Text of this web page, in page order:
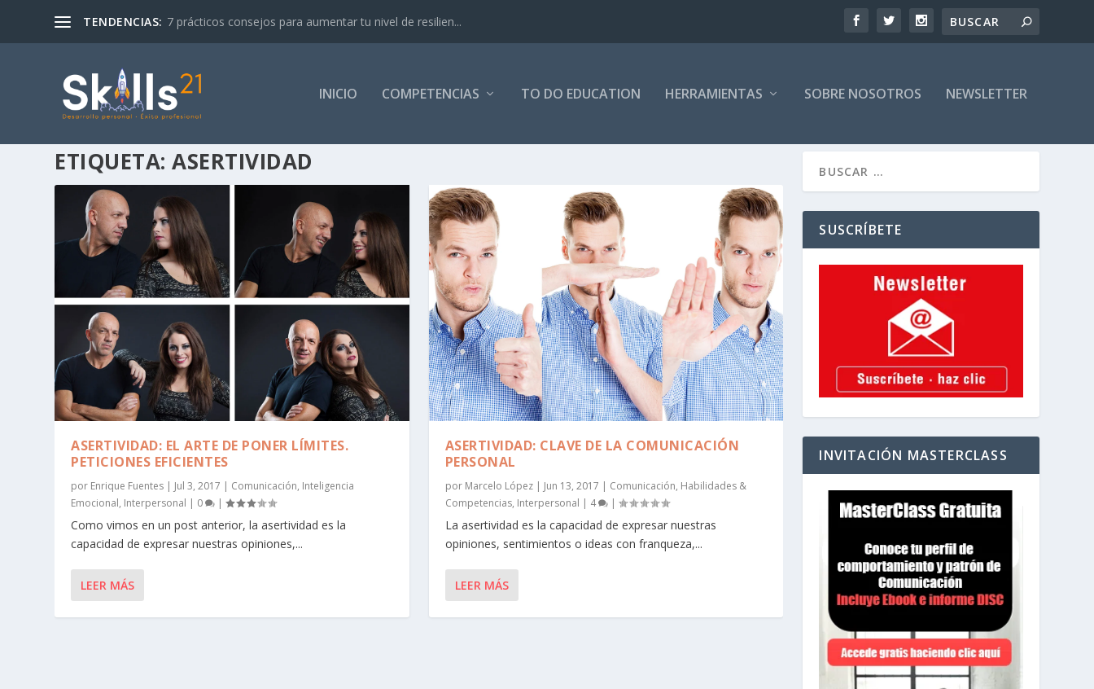
TENDENCIAS: 7 prácticos consejos para aumentar tu nivel de resilien...
INICIO COMPETENCIAS TO DO EDUCATION HERRAMIENTAS SOBRE NOSOTROS NEWSLETTER
ETIQUETA:ASERTIVIDAD
ASERTIVIDAD: EL ARTE DE PONER LÍMITES.
PETICIONES EFICIENTES
por Enrique Fuentes | Jul 3, 2017 | Comunicación, Inteligencia
Emocional, Interpersonal | 0 |
Como vimos en un post anterior, la asertividad es la
capacidad de expresar nuestras opiniones,...
LEER MÁS
ASERTIVIDAD: CLAVE DE LA COMUNICACIÓN
PERSONAL
por Marcelo López| Jun 13, 2017 | Comunicación, Habilidades &
Competencias, Interpersonal | 4 |
La asertividad es la capacidad de expresar nuestras
opiniones, sentimientos o ideas con franqueza,...
LEER MÁS
SUSCRÍBETE
INVITACIÓN MASTERCLASS